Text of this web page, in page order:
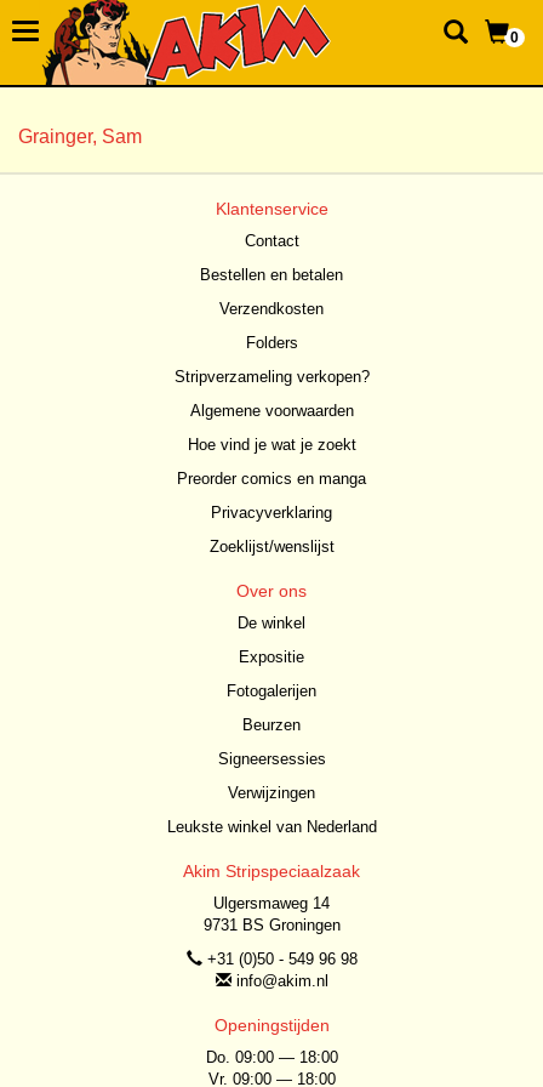
0
Grainger, Sam
Klantenservice
Contact
Bestellen en betalen
Verzendkosten
Folders
Stripverzameling verkopen?
Algemene voorwaarden
Hoe vind je wat je zoekt
Preorder comics en manga
Privacyverklaring
Zoeklijst/wenslijst
Over ons
De winkel
Expositie
Fotogalerijen
Beurzen
Signeersessies
Verwijzingen
Leukste winkel van Nederland
Akim Stripspeciaalzaak
Ulgersmaweg 14
9731 BS Groningen
+31 (0)50 - 549 96 98
info@akim.nl
Openingstijden
Do. 09:00 — 18:00
Vr. 09:00 — 18:00